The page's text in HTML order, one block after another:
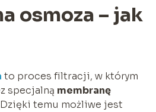
osmoza – jak
to proces filtracji, w którym
specjalną membranę
temu możliwe jest